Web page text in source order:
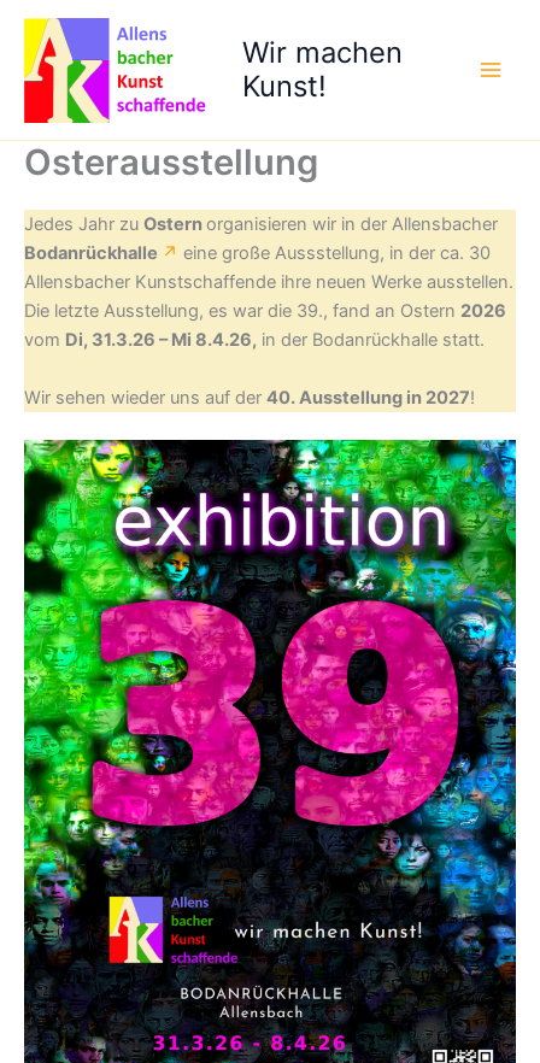
Zum
Inhalt
springen
Wir machen
Kunst!
Osterausstellung
Jedes Jahr zu Osternorganisieren wir in der Allensbacher
Bodanrückhalle ↗ eine große Aussstellung, in der ca. 30
Allensbacher Kunstschaffende ihre neuen Werke ausstellen.
Die letzte Ausstellung, es war die 39., fand an Ostern 2026
vom Di, 31.3.26 – Mi 8.4.26, in der Bodanrückhalle statt.
Wir sehen wieder uns auf der 40. Ausstellung in 2027!